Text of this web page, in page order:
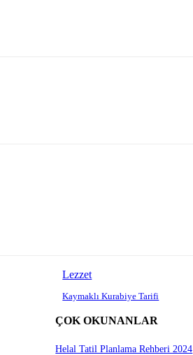
Lezzet
Kaymaklı Kurabiye Tarifi
ÇOK OKUNANLAR
Helal Tatil Planlama Rehberi 2024